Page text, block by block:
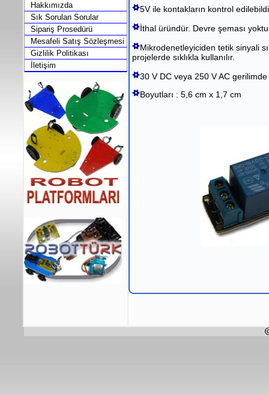
Hakkımızda
Sık Sorulan Sorular
Sipariş Prosedürü
Mesafeli Satış Sözleşmesi
Gizlilik Politikası
İletişim
5V ile kontakların kontrol
İthal üründür. Devre şeması
Mikrodenetleyiciden tetik sinyali
projelerde sıklıkla kullanılır.
30 V DC veya 250 V AC
Boyutları : 5,6 cm x 1,7 cm